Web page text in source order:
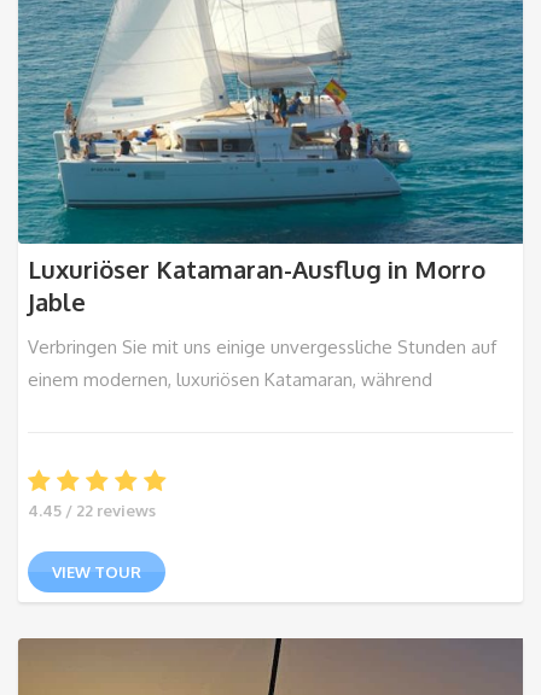
Luxuriöser Katamaran-Ausflug in Morro
Jable
Verbringen Sie mit uns einige unvergessliche Stunden auf
einem modernen, luxuriösen Katamaran, während
4.45 / 22 reviews
VIEW TOUR